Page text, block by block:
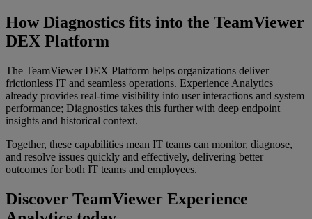
How Diagnostics fits into the TeamViewer
DEX Platform
The TeamViewer DEX Platform helps organizations deliver
frictionless IT and seamless operations. Experience Analytics
already provides real-time visibility into user interactions and system
performance; Diagnostics takes this further with deep endpoint
insights and historical context.
Together, these capabilities mean IT teams can monitor, diagnose,
and resolve issues quickly and effectively, delivering better
outcomes for both IT teams and employees.
Discover TeamViewer Experience